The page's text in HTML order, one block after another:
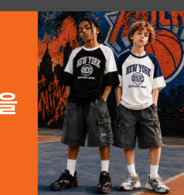
구매하기
논현동, 한세엠케이빌딩)
남-04239
토/일/공휴일 휴무)
RESERVED.